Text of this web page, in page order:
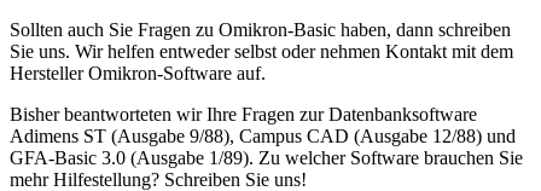
Sollten auch Sie Fragen zu Omikron-Basic haben, dann schreiben
Sie uns. Wir helfen entweder selbst oder nehmen Kontakt mit dem
Hersteller Omikron-Software auf.
Bisher beantworteten wir Ihre Fragen zur Datenbanksoftware
Adimens ST (Ausgabe 9/88), Campus CAD (Ausgabe 12/88) und
GFA-Basic 3.0 (Ausgabe 1/89). Zu welcher Software brauchen Sie
mehr Hilfestellung? Schreiben Sie uns!